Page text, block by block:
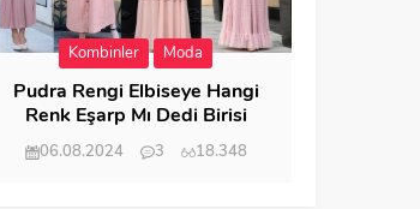
Kombinler Moda
Pudra Rengi Elbiseye Hangi
Renk Eşarp Mı Dedi Birisi
06.08.2024 3 18.348